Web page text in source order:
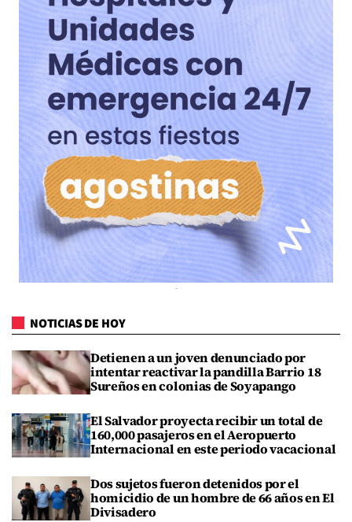
NOTICIAS DE HOY
Detienen a un joven denunciado por
intentar reactivar la pandilla Barrio 18
Sureños en colonias de Soyapango
El Salvador proyecta recibir un total de
160,000 pasajeros en el Aeropuerto
Internacional en este periodo vacacional
Dos sujetos fueron detenidos por el
homicidio de un hombre de 66 años en El
Divisadero